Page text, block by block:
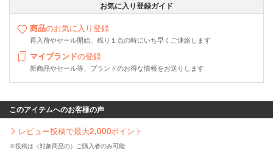
お気に入り登録ガイド
商品のお気に入り登録
再入荷やセール開始、残り１点の時にいち早くご連絡します
マイブランドの登録
新商品やセール等、ブランドのお得な情報をお送りします
このアイテムへのお客様の声
レビュー投稿で最大2,000ポイント
※投稿は（対象商品の）ご購入者のみ可能